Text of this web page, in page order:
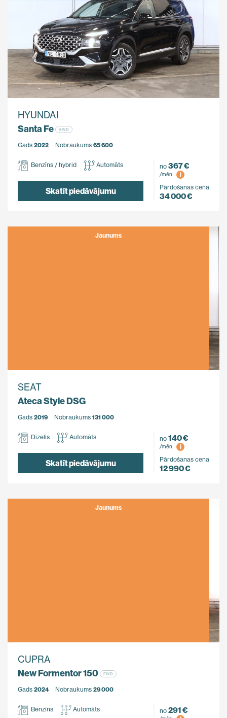
HYUNDAI
Santa Fe
AWD
Gads 2022 Nobraukums 65 600
Benzīns / hybrid Automāts
Skatīt piedāvājumu
no 367 €
/mēn
i
Pārdošanas cena
34 000 €
Jaunums
SEAT
Ateca Style DSG
Gads 2019 Nobraukums 131 000
Dīzelis Automāts
Skatīt piedāvājumu
no 140 €
/mēn
i
Pārdošanas cena
12 990 €
Jaunums
CUPRA
New Formentor 150
FWD
Gads 2024 Nobraukums 29 000
Benzīns Automāts no 291 €